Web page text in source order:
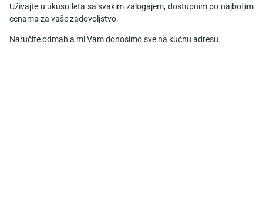
Uživajte u ukusu leta sa svakim zalogajem, dostupnim po najboljim
cenama za vaše zadovoljstvo.
Naručite odmah a mi Vam donosimo sve na kućnu adresu.